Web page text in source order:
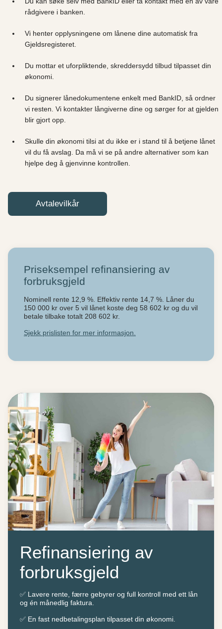
rådgivere i banken.
Vi henter opplysningene om lånene dine automatisk fra
Gjeldsregisteret.
Du mottar et uforpliktende, skreddersydd tilbud tilpasset din
økonomi.
Du signerer lånedokumentene enkelt med BankID, så ordner
vi resten. Vi kontakter långiverne dine og sørger for at gjelden
blir gjort opp.
Skulle din økonomi tilsi at du ikke er i stand til å betjene lånet
vil du få avslag. Da må vi se på andre alternativer som kan
hjelpe deg å gjenvinne kontrollen.
Avtalevilkår
Priseksempel refinansiering av
forbruksgjeld
Nominell rente 12,9 %. Effektiv rente 14,7 %. Låner du
150 000 kr over 5 vil lånet koste deg 58 602 kr og du vil
betale tilbake totalt 208 602 kr.
Sjekk prislisten for mer informasjon.
Refinansiering av
forbruksgjeld
✅ Lavere rente, færre gebyrer og full kontroll med ett lån
og én månedlig faktura.
✅ En fast nedbetalingsplan tilpasset din økonomi.